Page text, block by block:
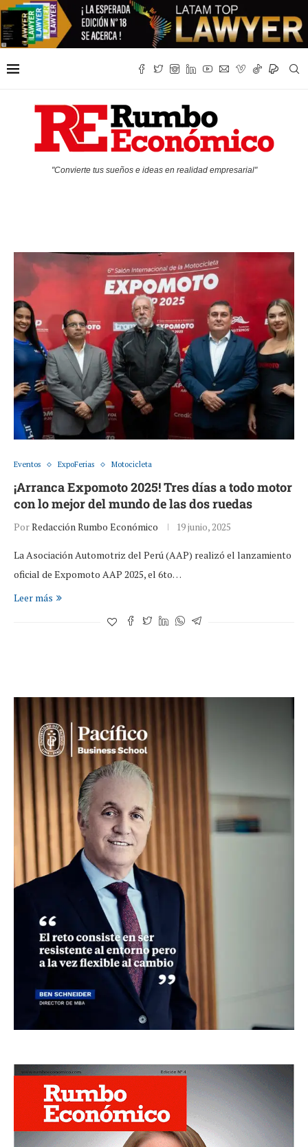
"Convierte tus sueños e ideas en realidad empresarial"
Eventos ExpoFerias Motocicleta
¡Arranca Expomoto 2025! Tres días a todo motor
con lo mejor del mundo de las dos ruedas
PorRedacción Rumbo Económico 19 junio, 2025
La Asociación Automotriz del Perú (AAP) realizó el lanzamiento
oficial de Expomoto AAP 2025, el 6to…
Leer más